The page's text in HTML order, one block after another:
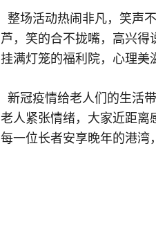
整场活动热闹非凡，笑声
芦，笑的合不拢嘴，高兴得
挂满灯笼的福利院，心理美
新冠疫情给老人们的生活
老人紧张情绪，大家近距离
每一位长者安享晚年的港湾